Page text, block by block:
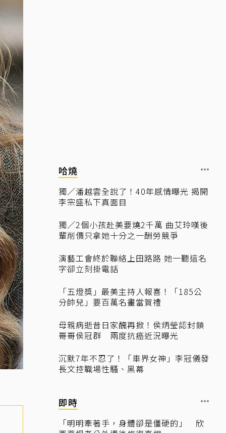
哈燒
獨／潘越雲全說了！40年感情曝光 揭開
李宗盛私下真面目
獨／2個小孩赴美要燒2千萬 曲艾玲嘆後
輩削價只拿她十分之一酬勞競爭
演藝工會終於聯絡上田路路 她一聽這名
字卻立刻掛電話
「五燈獎」最美主持人報喜！「185公
分帥兒」要百萬名畫當賀禮
母親病逝昔日家醜再掀！侯炳瑩認封鎖
哥哥侯冠群 兩度抗癌近況曝光
沉默7年不忍了！「車界女神」李冠儀發
長文控職場性騷、黑幕
即時
「明明牽著手，身體卻是僵硬的」 欣